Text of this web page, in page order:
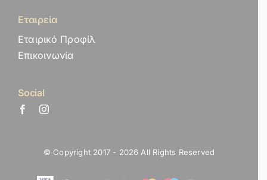
Εταιρεία
Εταιρικό Προφίλ
Επικοινωνία
Social
© Copyright 2017 - 2026 All Rights Reserved